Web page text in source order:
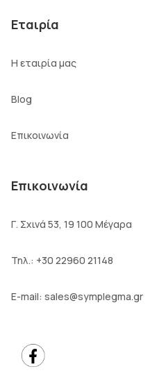
Εταιρία
Η εταιρία μας
Blog
Επικοινωνία
Επικοινωνία
Γ. Σχινά 53, 19 100 Μέγαρα
Τηλ.: +30 22960 21148
E-mail: sales@symplegma.gr